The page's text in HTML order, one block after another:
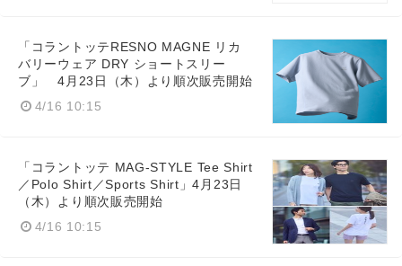
「コラントッテRESNO MAGNE リカ
バリーウェア DRY ショートスリー
ブ」 4月23日（木）より順次販売開始
4/16 10:15
「コラントッテ MAG-STYLE Tee Shirt
／Polo Shirt／Sports Shirt」4月23日
（木）より順次販売開始
4/16 10:15